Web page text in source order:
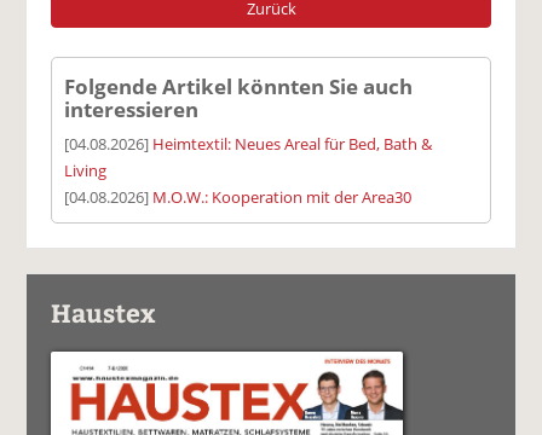
Zurück
Folgende Artikel könnten Sie auch
interessieren
[04.08.2026] Heimtextil: Neues Areal für Bed, Bath &
Living
[04.08.2026] M.O.W.: Kooperation mit der Area30
Haustex